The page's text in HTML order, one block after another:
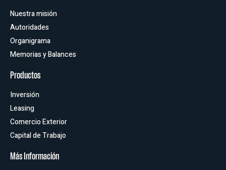
Nuestra misión
Autoridades
Organigrama
Memorias y Balances
Productos
Inversión
Leasing
Comercio Exterior
Capital de Trabajo
Más Información